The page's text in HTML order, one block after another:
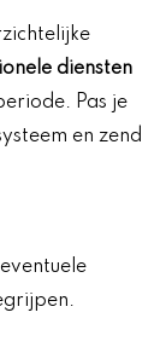
diensten
Pas je
en zend